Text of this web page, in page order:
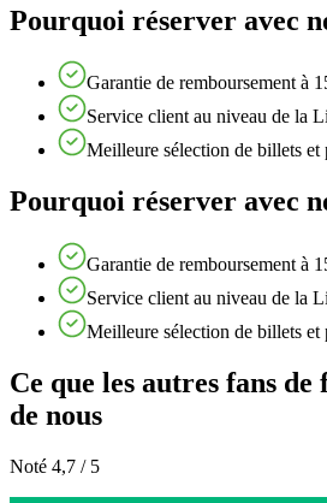
Pourquoi réserver avec
Garantie de remboursement à
Service client au niveau de la
Meilleure sélection de billets et
Pourquoi réserver avec
Garantie de remboursement à
Service client au niveau de la
Meilleure sélection de billets et
Ce que les autres fans
de nous
Noté 4,7 / 5